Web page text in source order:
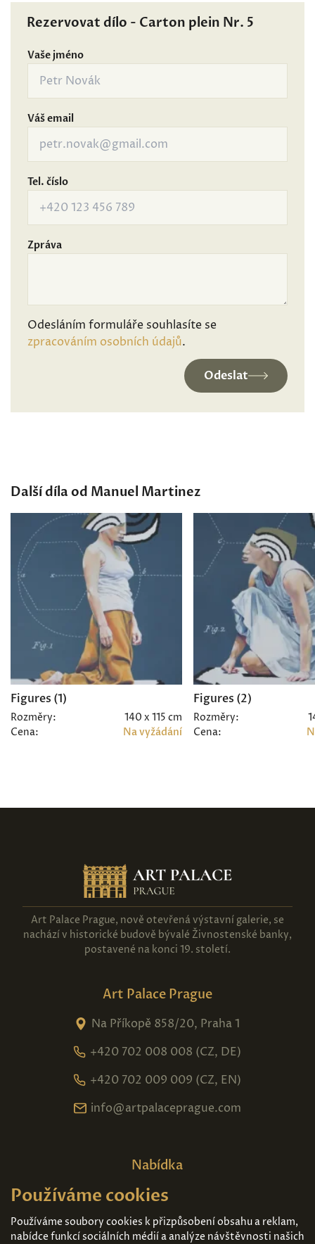
Rezervovat dílo - Carton plein Nr. 5
Vaše jméno
Váš email
Tel. číslo
Zpráva
Odesláním formuláře souhlasíte se
zpracováním osobních údajů.
Odeslat
Další díla od Manuel Martinez
Figures (1)
Rozměry:
140 x 115 cm
Cena:
Na vyžádání
Figures (2)
Rozměry:
Cena:
Art Palace Prague, nově otevřená výstavní galerie, se
nachází v historické budově bývalé Živnostenské banky,
postavené na konci 19. století.
Art Palace Prague
Na Příkopě 858/20, Praha 1
+420 702 008 008 (CZ, DE)
+420 702 009 009 (CZ, EN)
info@artpalaceprague.com
Nabídka
Domů
Expozice
Kontakt
Používáme cookies
Používáme soubory cookies k přizpůsobení obsahu a reklam,
nabídce funkcí sociálních médií a analýze návštěvnosti našich